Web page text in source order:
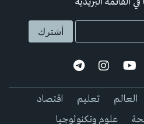
العالم تعليم
اقتصاد
علوم وتكنولوجيا